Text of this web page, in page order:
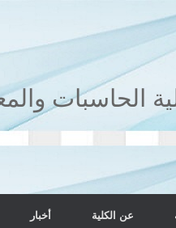
الحاسبات
عن الكلية أخبار